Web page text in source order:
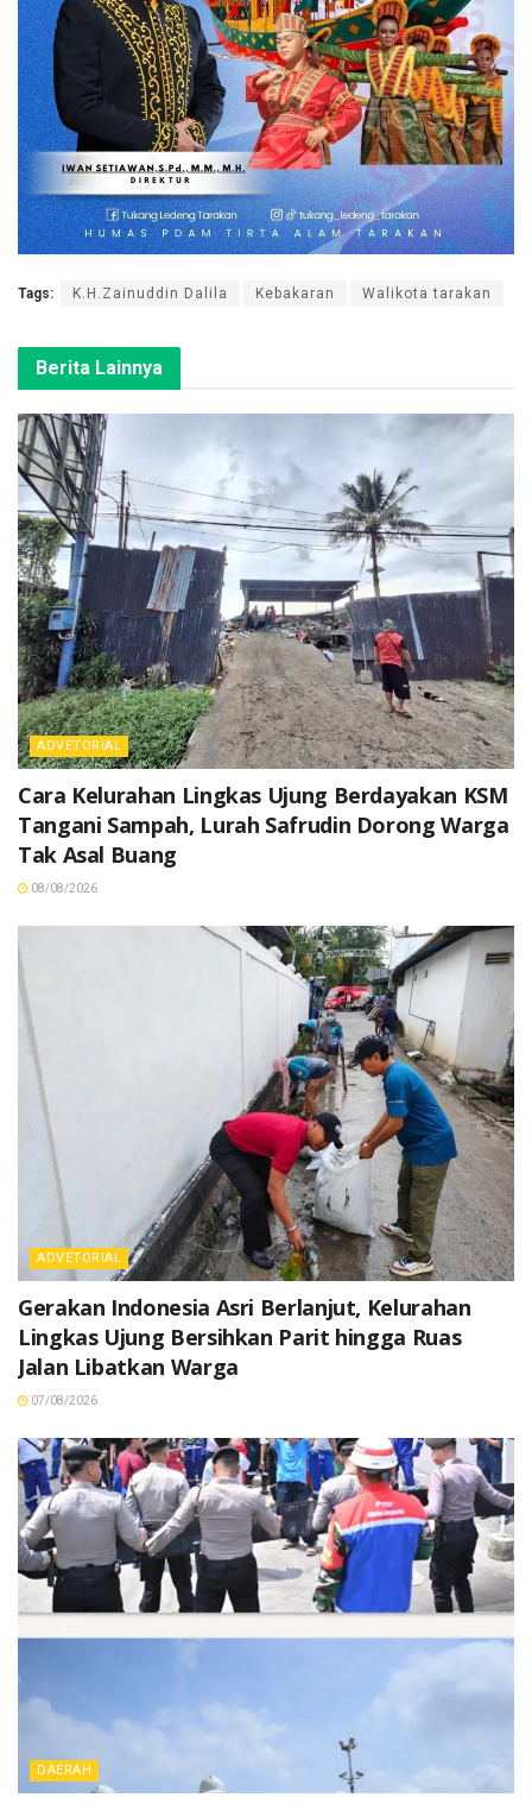
Tags: K.H.Zainuddin Dalila Kebakaran Walikota tarakan
Berita Lainnya
ADVETORIAL
Cara Kelurahan Lingkas Ujung Berdayakan KSM
Tangani Sampah, Lurah Safrudin Dorong Warga
Tak Asal Buang
08/08/2026
ADVETORIAL
Gerakan Indonesia Asri Berlanjut, Kelurahan
Lingkas Ujung Bersihkan Parit hingga Ruas
Jalan Libatkan Warga
07/08/2026
DAERAH